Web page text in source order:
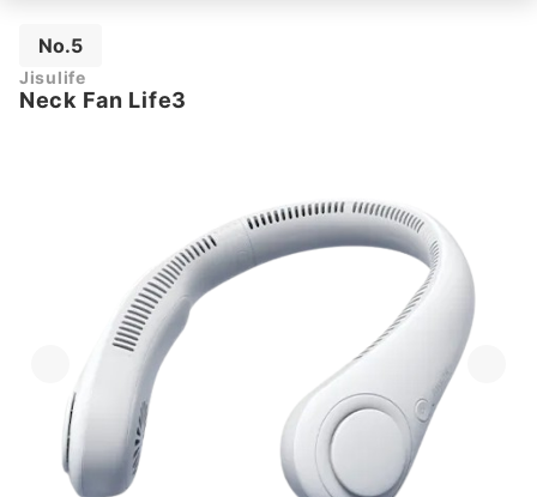
No.5
Jisulife
Neck Fan Life3